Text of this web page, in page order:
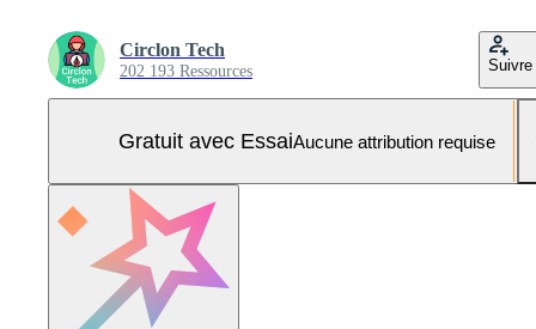
Circlon Tech
202 193 Ressources Suivre
Gratuit avec EssaiAucune attribution requise